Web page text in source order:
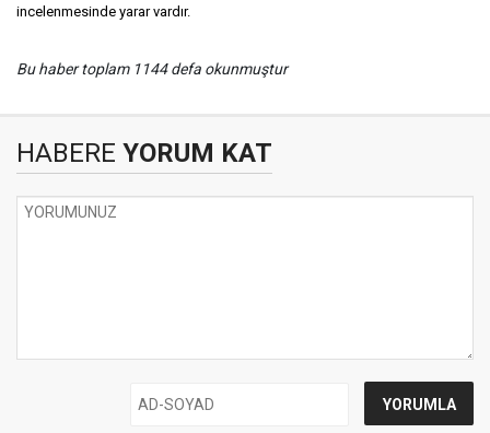
incelenmesinde yarar vardır.
Bu haber toplam 1144 defa okunmuştur
HABERE YORUM KAT